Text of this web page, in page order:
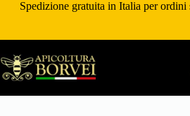
SaltaSpedizione gratuita in Italia per ordini